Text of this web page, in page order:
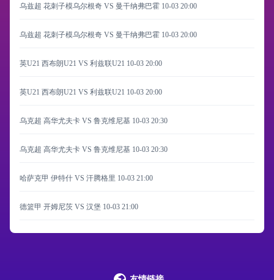
乌兹超 花刺子模乌尔根奇 VS 曼干纳弗巴霍 10-03 20:00
乌兹超 花刺子模乌尔根奇 VS 曼干纳弗巴霍 10-03 20:00
英U21 西布朗U21 VS 利兹联U21 10-03 20:00
英U21 西布朗U21 VS 利兹联U21 10-03 20:00
乌克超 高华尤夫卡 VS 鲁克维尼基 10-03 20:30
乌克超 高华尤夫卡 VS 鲁克维尼基 10-03 20:30
哈萨克甲 伊特什 VS 汗腾格里 10-03 21:00
德篮甲 开姆尼茨 VS 汉堡 10-03 21:00